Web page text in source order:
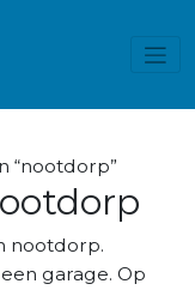
“nootdorp”
nootdorp.
garage. Op